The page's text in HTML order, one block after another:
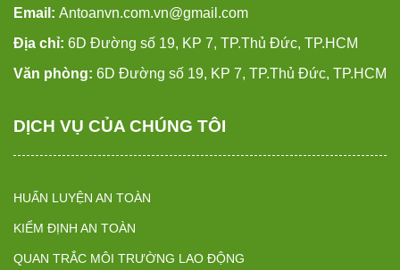
Email: Antoanvn.com.vn@gmail.com
Địa chỉ: 6D Đường số 19, KP 7, TP.Thủ Đức, TP.HCM
Văn phòng: 6D Đường số 19, KP 7, TP.Thủ Đức, TP.HCM
DỊCH VỤ CỦA CHÚNG TÔI
HUẤN LUYỆN AN TOÀN
KIỂM ĐỊNH AN TOÀN
QUAN TRẮC MÔI TRƯỜNG LAO ĐỘNG